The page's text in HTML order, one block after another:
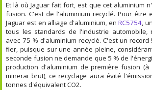
Et là où Jaguar fait fort, est que cet aluminium
fusion. C'est de l'aluminium recyclé. Pour être
Jaguar est en alliage d'aluminium, enRC5754,
tous les standards de l'industrie automobile,
avec 75 % d'aluminium recyclé. C'est un record
fier, puisque sur une année pleine,
seconde fusion ne demande que 5 % de
production d'aluminium de première fusion
minerai brut), ce recyclage aura évité
tonnes d'équivalent CO2.